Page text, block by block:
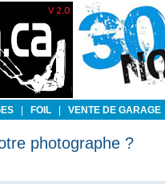
FOIL VENTE DE GARAGE
photographe ?